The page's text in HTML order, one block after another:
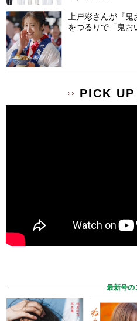
上戸彩さんが『
をつるりで「鬼お
PICK
最新号の